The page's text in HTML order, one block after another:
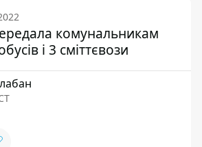
комунальникам
і 3 сміттєвози